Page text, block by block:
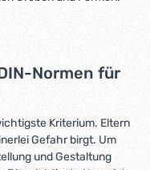
Normen für
Kriterium. Eltern
Gefahr birgt. Um
und Gestaltung